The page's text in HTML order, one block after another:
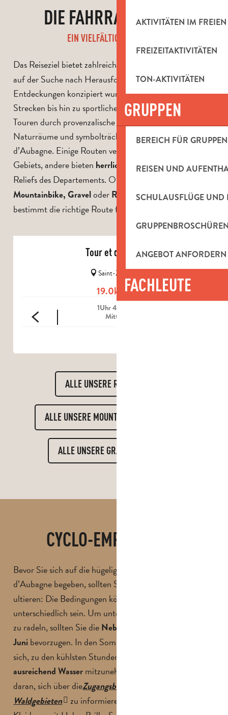
AKTIVITÄTEN IM FREIEN
FREIZEITAKTIVITÄTEN
TON-AKTIVITÄTEN
GRUPPEN
BEREICH FÜR GRUPPEN
REISEN UND
SCHULAUSFLÜGE UND
ANGEBOT ANFORDERN
FACHLEUTE
DIE FAHRRADROUTEN
EIN VIELFÄLTIGES ANGEBOT
Das Reiseziel bietet zahlreiche
auf der Suche nach Herausforderungen und
Entdeckungen konzipiert wurden. Von kurvenreichen
Strecken bis hin zu sportlichen Rundkursen führen die
Touren durch provenzalische Dörfer, geschützte
Naturräume und symbolträchtige Panoramen des Pays
d’Aubagne. Einige Routen verbinden die Gemeinden des
Gebiets, andere bieten herrliche Ausblicke auf die
Reliefs des Departements. Ob Mountainbike
Mountainbike, Graveloder Rennrad– hier finden Sie
bestimmt die richtige Route für sich!
Tour et détours
Saint-Zacharie
19.0km
1Uhr 45min
Mittel
ALLE UNSERE RADTOUREN
ALLE UNSERE MOUNTAINBIKE-ROUTEN
ALLE UNSERE GRAVEL-ROUTEN
CYCLO-EMPFEHLUNG
Bevor Sie sich auf die hügeligen Straßen des Pays
d’Aubagne begeben, sollten Sie
ultieren: Die Bedingungen können je nach Jahreszeit
unterschiedlich sein. Um unter den besten Bedingungen
zu radeln, sollten Sie die Nebensaison von September bis
Juni bevorzugen. In den Sommermonaten empfiehlt es
sich, zu den kühlsten Stunden auszusteigen und
ausreichend Wasser mitzunehmen. Denken Sie auch
daran, sich über dieZugangsbedingungen zu den
Waldgebieten
zu informieren. Tragen Sie geeignete